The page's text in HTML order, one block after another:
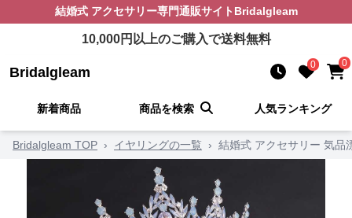
結婚式 アクセサリー専門通販サイト Bridalgleam
10,000円以上のご購入で送料無料
Bridalgleam 0 0
新着商品 商品を検索 人気ランキング
Bridalgleam TOP › イヤリングの一覧 › 結婚式 アクセサリー 気品